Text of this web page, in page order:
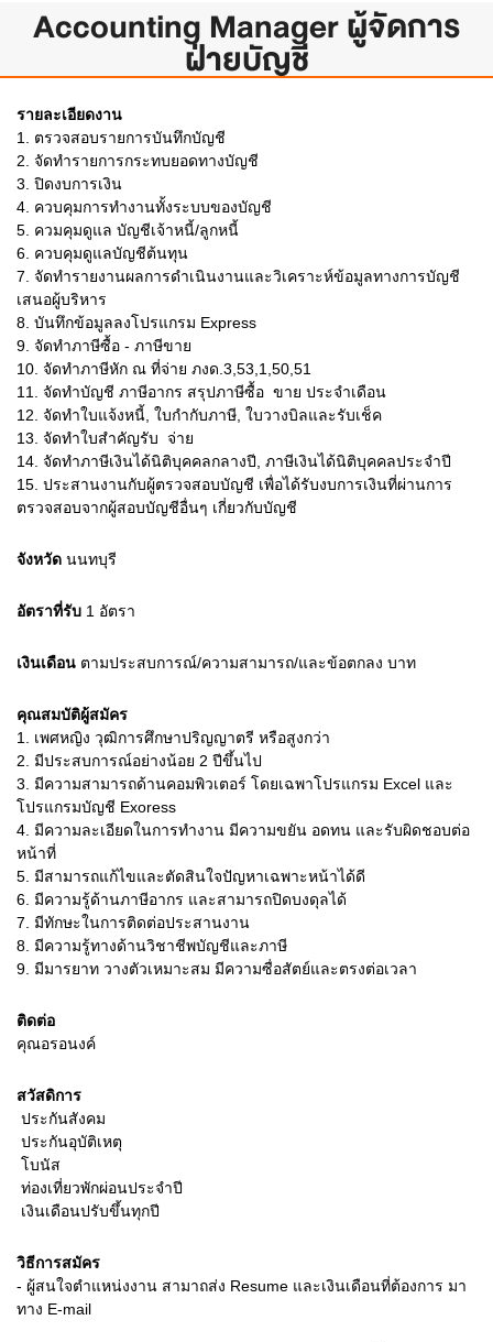
Accounting Manager ผู้จัดการ
ฝ่ายบัญชี
รายละเอียดงาน
1. ตรวจสอบรายการบันทึกบัญชี
2. จัดทำรายการกระทบยอดทางบัญชี
3. ปิดงบการเงิน
4. ควบคุมการทำงานทั้งระบบของบัญชี
5. ควมคุมดูแล บัญชีเจ้าหนี้/ลูกหนี้
6. ควบคุมดูแลบัญชีต้นทุน
7. จัดทำรายงานผลการดำเนินงานและวิเคราะห์ข้อมูลทางการบัญชี
เสนอผู้บริหาร
8. บันทึกข้อมูลลงโปรแกรม Express
9. จัดทำภาษีซื้อ - ภาษีขาย
10. จัดทำภาษีหัก ณ ที่จ่าย ภงด.3,53,1,50,51
11. จัดทำบัญชี ภาษีอากร สรุปภาษีซื้อ  ขาย ประจำเดือน
12. จัดทำใบแจ้งหนี้, ใบกำกับภาษี, ใบวางบิลและรับเช็ค
13. จัดทำใบสำคัญรับ  จ่าย
14. จัดทำภาษีเงินได้นิติบุคคลกลางปี, ภาษีเงินได้นิติบุคคลประจำปี
15. ประสานงานกับผู้ตรวจสอบบัญชี เพื่อได้รับงบการเงินที่ผ่านการ
ตรวจสอบจากผู้สอบบัญชีอื่นๆ เกี่ยวกับบัญชี
จังหวัด นนทบุรี
อัตราที่รับ 1 อัตรา
เงินเดือน ตามประสบการณ์/ความสามารถ/และข้อตกลง บาท
คุณสมบัติผู้สมัคร
1.
เพศหญิง วุฒิการศึกษาปริญญาตรี หรือสูงกว่า
2. มีประสบการณ์อย่างน้อย 2 ปีขึ้นไป
3. มีความสามารถด้านคอมพิวเตอร์ โดยเฉพาโปรแกรม Excel และ
โปรแกรมบัญชี Exoress
4. มีความละเอียดในการทำงาน มีความขยัน อดทน และรับผิดชอบต่อ
หน้าที่
5. มีสามารถแก้ไขและตัดสินใจปัญหาเฉพาะหน้าได้ดี
6. มีความรู้ด้านภาษีอากร และสามารถปิดบงดุลได้
7. มีทักษะในการติดต่อประสานงาน
8. มีความรู้ทางด้านวิชาชีพบัญชีและภาษี
9. มีมารยาท วางตัวเหมาะสม มีความซื่อสัตย์และตรงต่อเวลา
ติดต่อ
คุณอรอนงค์
สวัสดิการ
 ประกันสังคม
 ประกันอุบัติเหตุ
 โบนัส
 ท่องเที่ยวพักผ่อนประจำปี
 เงินเดือนปรับขึ้นทุกปี
วิธีการสมัคร
- ผู้สนใจตำแหน่งงาน สามาถส่ง Resume และเงินเดือนที่ต้องการ มา
ทาง E-mail